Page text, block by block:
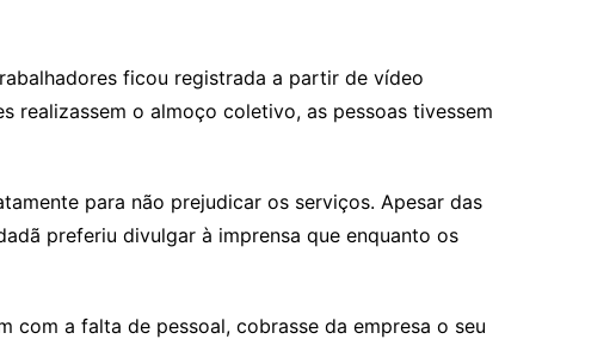
ficou registrada a partir de vídeo
realizassem o almoço coletivo, as pessoas tivessem
para não prejudicar os serviços. Apesar das
preferiu divulgar à imprensa que enquanto os
com a falta de pessoal, cobrasse da empresa o seu